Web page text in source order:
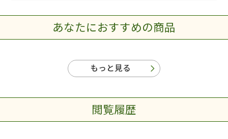
あなたにおすすめの商品
もっと見る
閲覧履歴